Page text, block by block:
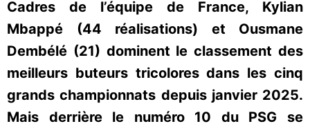
Cadres de l’équipe de France, Kylian
Mbappé (44 réalisations) et Ousmane
Dembélé (21) dominent le classement des
meilleurs buteurs tricolores dans les cinq
grands championnats depuis janvier 2025.
Mais derrière le numéro 10 du PSG se